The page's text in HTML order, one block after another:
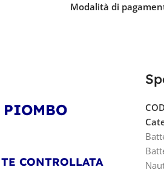
Modalità di
CONTROLLATA